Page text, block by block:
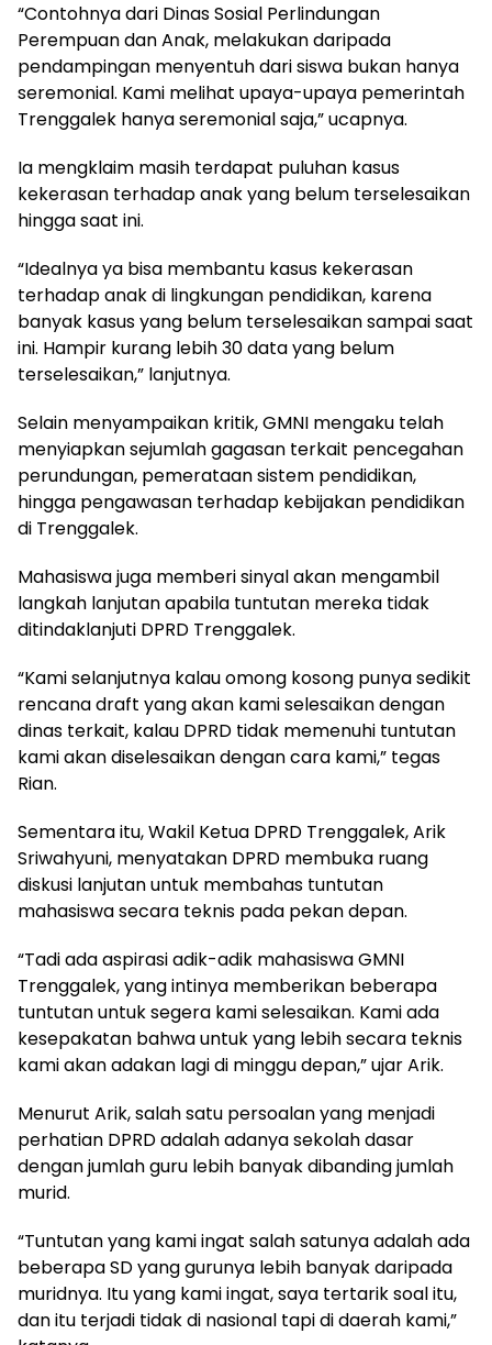
“Contohnya dari Dinas Sosial Perlindungan
Perempuan dan Anak, melakukan daripada
pendampingan menyentuh dari siswa bukan hanya
seremonial. Kami melihat upaya-upaya pemerintah
Trenggalek hanya seremonial saja,” ucapnya.
Ia mengklaim masih terdapat puluhan kasus
kekerasan terhadap anak yang belum terselesaikan
hingga saat ini.
“Idealnya ya bisa membantu kasus kekerasan
terhadap anak di lingkungan pendidikan, karena
banyak kasus yang belum terselesaikan sampai saat
ini. Hampir kurang lebih 30 data yang belum
terselesaikan,” lanjutnya.
Selain menyampaikan kritik, GMNI mengaku telah
menyiapkan sejumlah gagasan terkait pencegahan
perundungan, pemerataan sistem pendidikan,
hingga pengawasan terhadap kebijakan pendidikan
di Trenggalek.
Mahasiswa juga memberi sinyal akan mengambil
langkah lanjutan apabila tuntutan mereka tidak
ditindaklanjuti DPRD Trenggalek.
“Kami selanjutnya kalau omong kosong punya sedikit
rencana draft yang akan kami selesaikan dengan
dinas terkait, kalau DPRD tidak memenuhi tuntutan
kami akan diselesaikan dengan cara kami,” tegas
Rian.
Sementara itu, Wakil Ketua DPRD Trenggalek, Arik
Sriwahyuni, menyatakan DPRD membuka ruang
diskusi lanjutan untuk membahas tuntutan
mahasiswa secara teknis pada pekan depan.
“Tadi ada aspirasi adik-adik mahasiswa GMNI
Trenggalek, yang intinya memberikan beberapa
tuntutan untuk segera kami selesaikan. Kami ada
kesepakatan bahwa untuk yang lebih secara teknis
kami akan adakan lagi di minggu depan,” ujar Arik.
Menurut Arik, salah satu persoalan yang menjadi
perhatian DPRD adalah adanya sekolah dasar
dengan jumlah guru lebih banyak dibanding jumlah
murid.
“Tuntutan yang kami ingat salah satunya adalah ada
beberapa SD yang gurunya lebih banyak daripada
muridnya. Itu yang kami ingat, saya tertarik soal itu,
dan itu terjadi tidak di nasional tapi di daerah kami,”